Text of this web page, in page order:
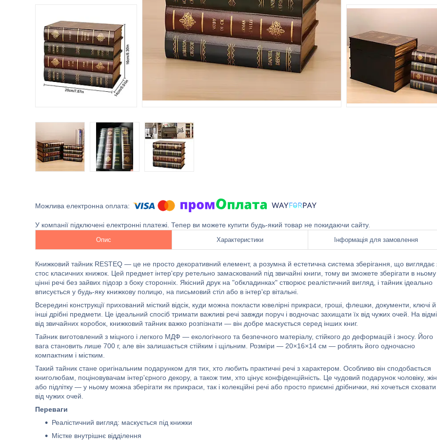
У компанії підключені електронні платежі. Тепер ви можете купити будь-який товар не покидаючи сайту.
Опис Характеристики Інформація для замовлення
Книжковий тайник RESTEQ — це не просто декоративний елемент, а розумна й естетична система зберігання, що виглядає
стос класичних книжок. Цей предмет інтер'єру ретельно замаскований під звичайні книги, тому ви зможете зберігати в ньому
цінні речі без зайвих підозр з боку сторонніх. Якісний друк на "обкладинках" створює реалістичний вигляд, і тайник ідеально
вписується у будь-яку книжкову полицю, на письмовий стіл або в інтер'єр вітальні.
Всередині конструкції прихований місткий відсік, куди можна покласти ювелірні прикраси, гроші, флешки, документи, ключі й
інші дрібні предмети. Це ідеальний спосіб тримати важливі речі завжди поруч і водночас захищати їх від чужих очей. На
від звичайних коробок, книжковий тайник важко розпізнати — він добре маскується серед інших книг.
Тайник виготовлений з міцного і легкого МДФ — екологічного та безпечного матеріалу, стійкого до деформацій і зносу. Його
вага становить лише 700 г, але він залишається стійким і щільним. Розміри — 20×16×14 см — роблять його одночасно
компактним і містким.
Такий тайник стане оригінальним подарунком для тих, хто любить практичні речі з характером. Особливо він сподобається
книголюбам, поціновувачам інтер'єрного декору, а також тим, хто цінує конфіденційність. Це чудовий подарунок чоловіку,
або підлітку — у ньому можна зберігати як прикраси, так і колекційні речі або просто приємні дрібнички, які хочеться сховати
від чужих очей.
Переваги
Реалістичний вигляд: маскується під книжки
Містке внутрішнє відділення